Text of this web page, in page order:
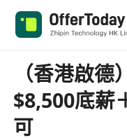
（香港啟德
$8,500底薪
可